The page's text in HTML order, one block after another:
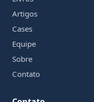
Artigos
Cases
Equipe
Sobre
Contato